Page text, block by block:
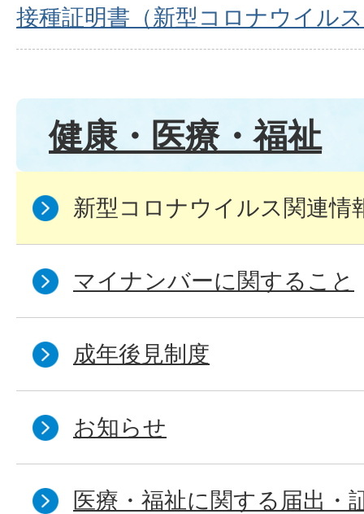
接種証明書（新型コロナウイル
健康・医療・福祉
新型コロナウイルス関連情
マイナンバーに関すること
成年後見制度
お知らせ
医療・福祉に関する届出・